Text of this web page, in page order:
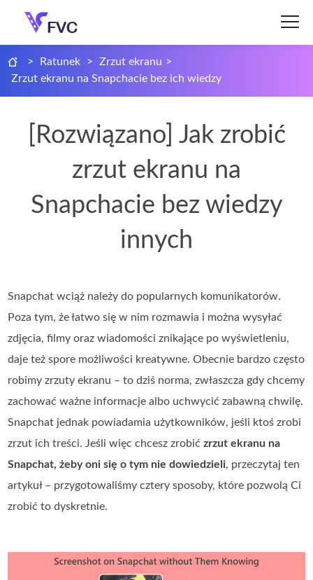
> Ratunek > Zrzut ekranu >
Zrzut ekranu na Snapchacie bez ich wiedzy
[Rozwiązano] Jak zrobić
zrzut ekranu na
Snapchacie bez wiedzy
innych
Snapchat wciąż należy do popularnych komunikatorów.
Poza tym, że łatwo się w nim rozmawia i można wysyłać
zdjęcia, filmy oraz wiadomości znikające po wyświetleniu,
daje też spore możliwości kreatywne. Obecnie bardzo często
robimy zrzuty ekranu – to dziś norma, zwłaszcza gdy chcemy
zachować ważne informacje albo uchwycić zabawną chwilę.
Snapchat jednak powiadamia użytkowników, jeśli ktoś zrobi
zrzut ich treści. Jeśli więc chcesz zrobićzrzut ekranu na
Snapchat, żeby oni się o tym nie dowiedzieli, przeczytaj ten
artykuł – przygotowaliśmy cztery sposoby, które pozwolą Ci
zrobić to dyskretnie.